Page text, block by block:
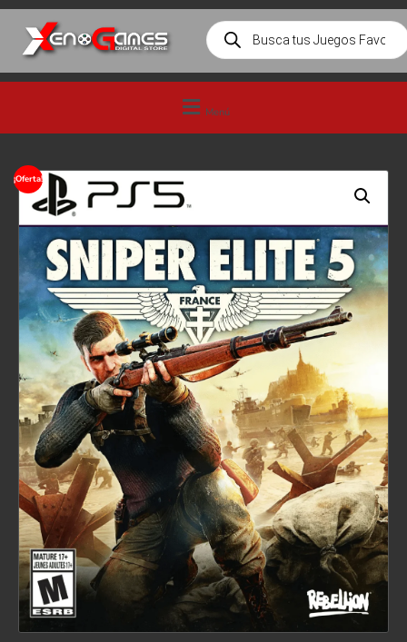
Menú
¡Oferta!